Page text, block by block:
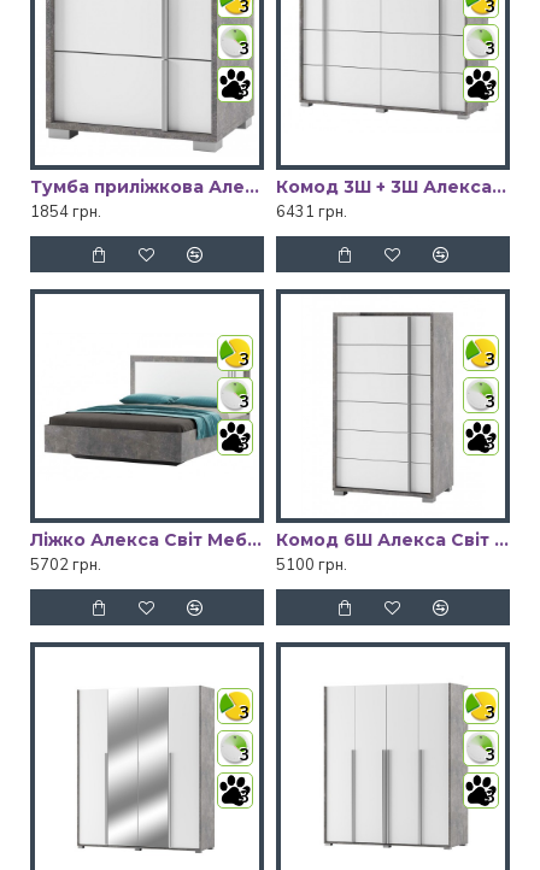
3
3
3
Тумба приліжкова Алекса Світ Меблів
1854 грн.
3
3
3
Комод 3Ш + 3Ш Алекса Світ Меблів
6431 грн.
3
3
3
Ліжко Алекса Світ Меблів
5702 грн.
3
3
3
Комод 6Ш Алекса Світ Меблів
5100 грн.
3
3
3
3
3
3